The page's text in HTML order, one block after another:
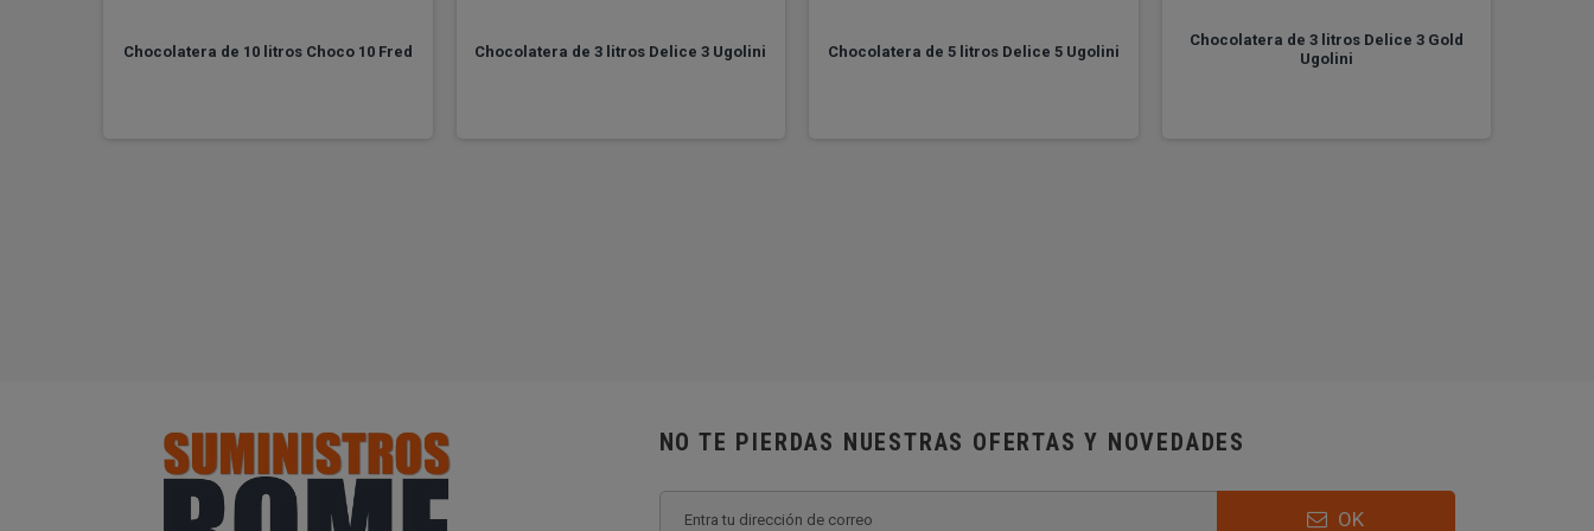
Chocolatera de 10 litros Choco 10 Fred Chocolatera de 3 litros Delice 3 Ugolini Chocolatera de 5 litros Delice 5 Ugolini
Chocolatera de 3 litros Delice 3 Gold
Ugolini
NO TE PIERDAS NUESTRAS OFERTAS Y NOVEDADES
OK